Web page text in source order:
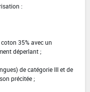
:
35% avec un
déperlant ;
de catégorie III et de
précitée ;